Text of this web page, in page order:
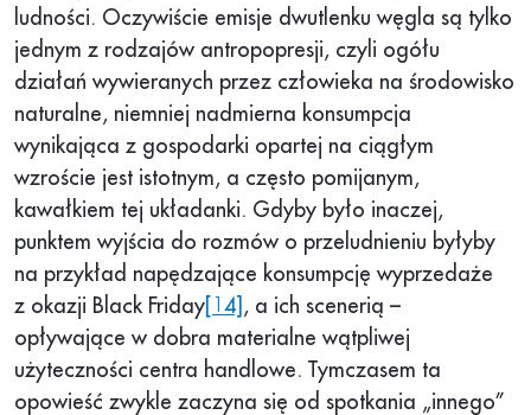
ludności. Oczywiście emisje dwutlenku węgla są tylko
jednym z rodzajów antropopresji, czyli ogółu
działań wywieranych przez człowieka na środowisko
naturalne, niemniej nadmierna konsumpcja
wynikająca z gospodarki opartej na ciągłym
wzroście jest istotnym, a często pomijanym,
kawałkiem tej układanki. Gdyby było inaczej,
punktem wyjścia do rozmów o przeludnieniu byłyby
na przykład napędzające konsumpcję wyprzedaże
z okazji Black Friday [14] , a ich scenerią –
opływające w dobra materialne wątpliwej
użyteczności centra handlowe. Tymczasem ta
opowieść zwykle zaczyna się od spotkania „innego”